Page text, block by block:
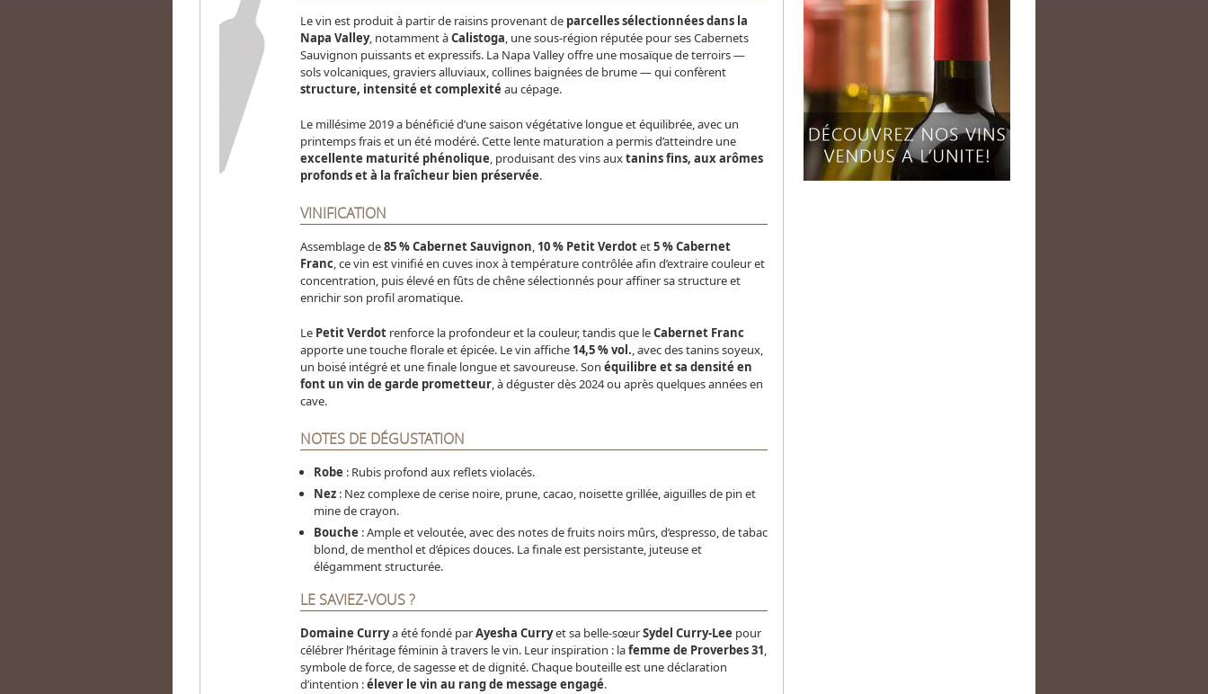
Le vin est produit à partir de raisins provenant de parcelles sélectionnées dans la
Napa Valley, notamment àCalistoga, une sous-région réputée pour ses Cabernets
Sauvignon puissants et expressifs. La Napa Valley offre une mosaïque de terroirs —
sols volcaniques, graviers alluviaux, collines baignées de brume — qui confèrent
structure, intensité et complexité au cépage.
Le millésime 2019 a bénéficié d’une saison végétative longue et équilibrée, avec un
printemps frais et un été modéré. Cette lente maturation a permis d’atteindre une
excellente maturité phénolique, produisant des vins auxtanins fins, aux arômes
profonds et à la fraîcheur bien préservée.
VINIFICATION
Assemblage de85 % Cabernet Sauvignon, 10 % Petit Verdotet5 % Cabernet
Franc, ce vin est vinifié en cuves inox à température contrôlée afin d’extraire couleur et
concentration, puis élevé en fûts de chêne sélectionnés pour affiner sa structure et
enrichir son profil aromatique.
Le Petit Verdotrenforce la profondeur et la couleur, tandis que leCabernet Franc
apporte une touche florale et épicée. Le vin affiche 14,5 % vol., avec des tanins soyeux,
un boisé intégré et une finale longue et savoureuse. Son équilibre et sa densité en
font un vin de garde prometteur, à déguster dès 2024 ou après quelques années en
cave.
NOTES DE DÉGUSTATION
Robe : Rubis profond aux reflets violacés.
Nez: Nez complexe de cerise noire, prune, cacao, noisette grillée, aiguilles de pin et
mine de crayon.
Bouche : Ample et veloutée, avec des notes de fruits noirs mûrs, d’espresso, de tabac
blond, de menthol et d’épices douces. La finale est persistante, juteuse et
élégamment structurée.
LE SAVIEZ-VOUS ?
Domaine Currya été fondé parAyesha Curryet sa belle-sœurSydel Curry-Lee pour
célébrer l’héritage féminin à travers le vin. Leur inspiration : lafemme de Proverbes 31,
symbole de force, de sagesse et de dignité. Chaque bouteille est une déclaration
d’intention :élever le vin au rang de message engagé.